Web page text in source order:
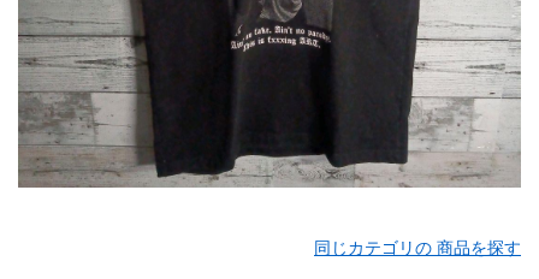
同じカテゴリの 商品を探す